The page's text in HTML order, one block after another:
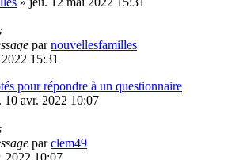
parnouvellesfamilles
15:31
pour répondre à un questionnaire
10 avr. 2022 10:07
parclem49
2022 10:07